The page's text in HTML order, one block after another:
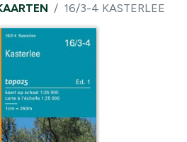
16/3-4 KASTERLEE